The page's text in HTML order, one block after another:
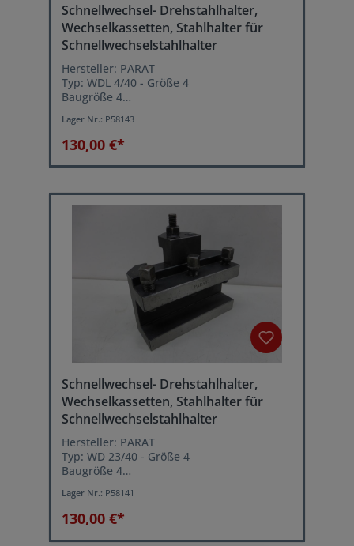
Schnellwechsel- Drehstahlhalter,
Wechselkassetten, Stahlhalter für
Schnellwechselstahlhalter
Hersteller: PARAT
Typ: WDL 4/40 - Größe 4
Baugröße 4
für Drehstähle bis 40 mm Höhe
Lager Nr.: P58143
130,00 €*
Schnellwechsel- Drehstahlhalter,
Wechselkassetten, Stahlhalter für
Schnellwechselstahlhalter
Hersteller: PARAT
Typ: WD 23/40 - Größe 4
Baugröße 4
für Drehstähle bis 40 mm Höhe
Lager Nr.: P58141
130,00 €*